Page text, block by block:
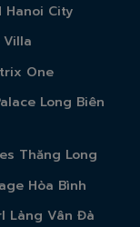
Hanoi City
One
Long Biên
Thăng Long
Hòa Bình
Làng Vân Đà